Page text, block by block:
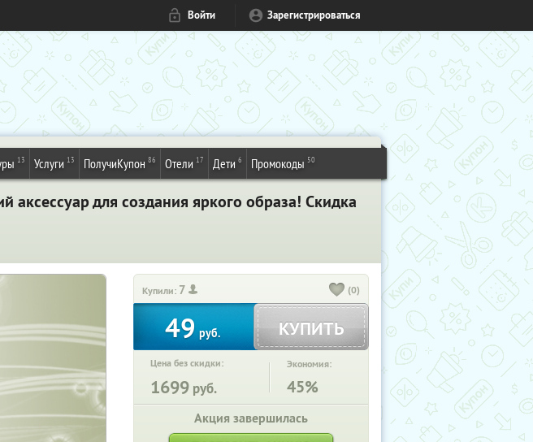
Войти Зарегистрироваться
13 Услуги 13 ПолучиКупон 86 Отели 17 Дети 6 Промокоды 50
для создания яркого образа! Скидка
Купили: 7 (0)
49 руб. КУПИТЬ
Цена без скидки:
1699 руб.
Экономия:
45%
Акция завершилась